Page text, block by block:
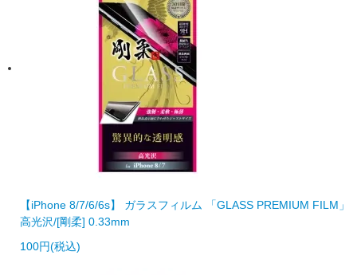
【iPhone 8/7/6/6s】 ガラスフィルム 「GLASS PREMIUM FILM」
高光沢/[剛柔] 0.33mm
100円(税込)